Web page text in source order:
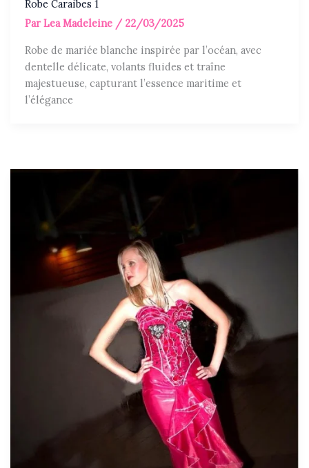
Robe Caraibes 1
ParLea Madeleine / 22/03/2025
Robe de mariée blanche inspirée par l’océan, avec
dentelle délicate, volants fluides et traîne
majestueuse, capturant l’essence maritime et
l’élégance